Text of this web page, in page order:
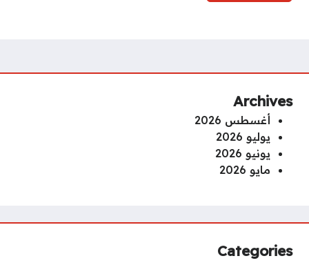
Archives
أغسطس 2026
يوليو 2026
يونيو 2026
مايو 2026
Categories